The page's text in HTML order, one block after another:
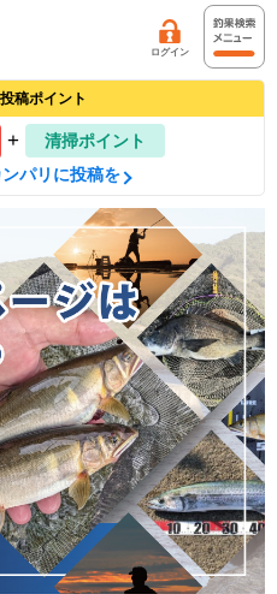
ログイン
稿ポイント
+
清掃ポイント
パリに投稿を